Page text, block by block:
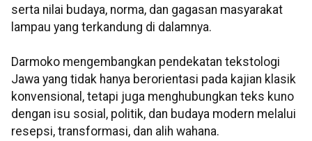
serta nilai budaya, norma, dan gagasan masyarakat
lampau yang terkandung di dalamnya.
Darmoko mengembangkan pendekatan tekstologi
Jawa yang tidak hanya berorientasi pada kajian klasik
konvensional, tetapi juga menghubungkan teks kuno
dengan isu sosial, politik, dan budaya modern melalui
resepsi, transformasi, dan alih wahana.